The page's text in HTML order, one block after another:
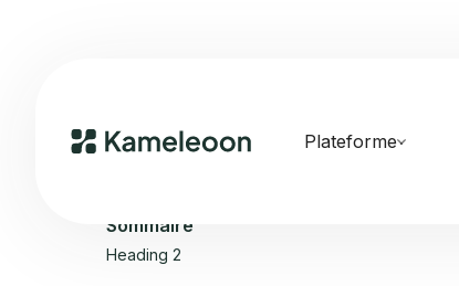
Plateforme
Sommaire
Heading 2